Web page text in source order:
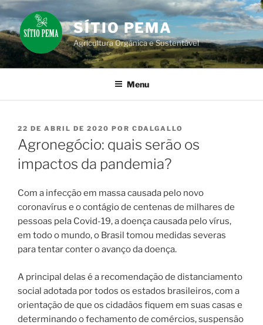
Pular
para
o
conteúdo
SÍTIO PEMA
Agricultura Orgânica e Sustentável
Menu
PUBLICADO
EM
22 DE ABRIL DE 2020 POR CDALGALLO
Agronegócio: quais serão os
impactos da pandemia?
Com a infecção em massa causada pelo novo
coronavírus e o contágio de centenas de milhares de
pessoas pela Covid-19, a doença causada pelo vírus,
em todo o mundo, o Brasil tomou medidas severas
para tentar conter o avanço da doença.
A principal delas é a recomendação de distanciamento
social adotada por todos os estados brasileiros, com a
orientação de que os cidadãos fiquem em suas casas e
determinando o fechamento de comércios, suspensão